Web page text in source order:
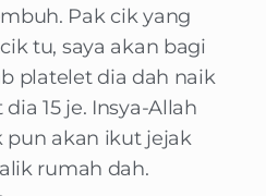
Pak cik yang
tu, saya akan bagi
platelet dia dah naik
15 je. Insya-Allah
pun akan ikut jejak
rumah dah.